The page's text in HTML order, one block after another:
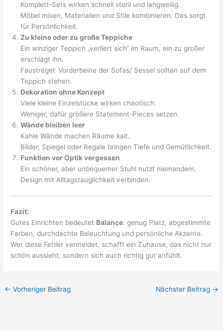
Komplett-Sets wirken schnell steril und langweilig.
Möbel mixen, Materialien und Stile kombinieren. Das sorgt
für Persönlichkeit.
Zu kleine oder zu große Teppiche
Ein winziger Teppich „verliert sich“ im Raum, ein zu großer
erschlägt ihn.
Faustregel: Vorderbeine der Sofas/ Sessel sollten auf dem
Teppich stehen.
Dekoration ohne Konzept
Viele kleine Einzelstücke wirken chaotisch.
Weniger, dafür größere Statement-Pieces setzen.
Wände bleiben leer
Kahle Wände machen Räume kalt.
Bilder, Spiegel oder Regale bringen Tiefe und Gemütlichkeit.
Funktion vor Optik vergessen
Ein schöner, aber unbequemer Stuhl nutzt niemandem.
Design mit Alltagstauglichkeit verbinden.
Fazit:
Gutes Einrichten bedeutet Balance: genug Platz, abgestimmte
Farben, durchdachte Beleuchtung und persönliche Akzente.
Wer diese Fehler vermeidet, schafft ein Zuhause, das nicht nur
schön aussieht, sondern sich auch richtig gut anfühlt.
← Vorheriger Beitrag Nächster Beitrag →